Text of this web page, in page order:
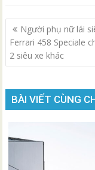
Điều
hướng
bài
Người phụ nữ lái
Ferrari 458 Speciale
2 siêu xe khác
BÀI VIẾT CÙNG